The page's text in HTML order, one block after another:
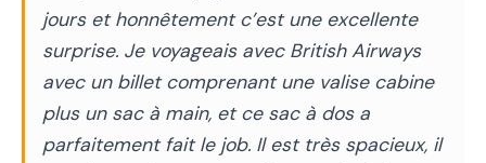
jours et honnêtement c’est une excellente
surprise. Je voyageais avec British Airways
avec un billet comprenant une valise cabine
plus un sac à main, et ce sac à dos a
parfaitement fait le job. Il est très spacieux, il